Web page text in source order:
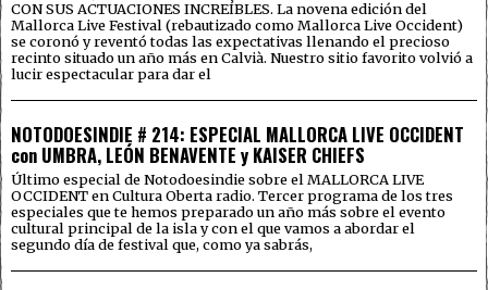
CON SUS ACTUACIONES INCREÍBLES. La novena edición del
Mallorca Live Festival (rebautizado como Mallorca Live Occident)
se coronó y reventó todas las expectativas llenando el precioso
recinto situado un año más en Calvià. Nuestro sitio favorito volvió a
lucir espectacular para dar el
NOTODOESINDIE # 214: ESPECIAL MALLORCA LIVE OCCIDENT
con UMBRA, LEÓN BENAVENTE y KAISER CHIEFS
Último especial de Notodoesindie sobre el MALLORCA LIVE
OCCIDENT en Cultura Oberta radio. Tercer programa de los tres
especiales que te hemos preparado un año más sobre el evento
cultural principal de la isla y con el que vamos a abordar el
segundo día de festival que, como ya sabrás,